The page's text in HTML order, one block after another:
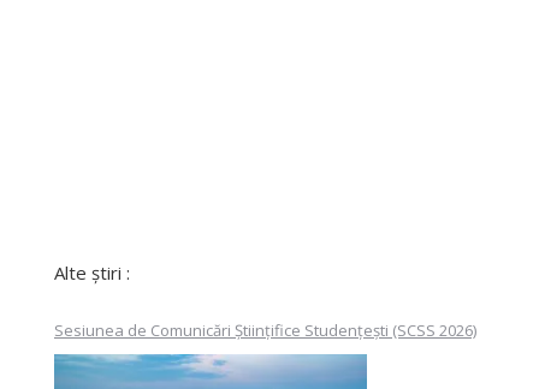
Alte știri :
Sesiunea de Comunicări Științifice Studențești (SCSS 2026)